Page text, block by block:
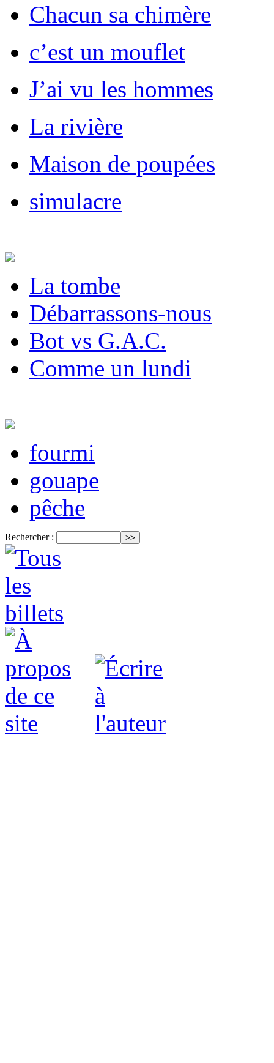
Chacun sa chimère
c’est un mouflet
J’ai vu les hommes
La rivière
Maison de poupées
simulacre
La tombe
Débarrassons-nous
Bot vs G.A.C.
Comme un lundi
fourmi
gouape
pêche
Rechercher :